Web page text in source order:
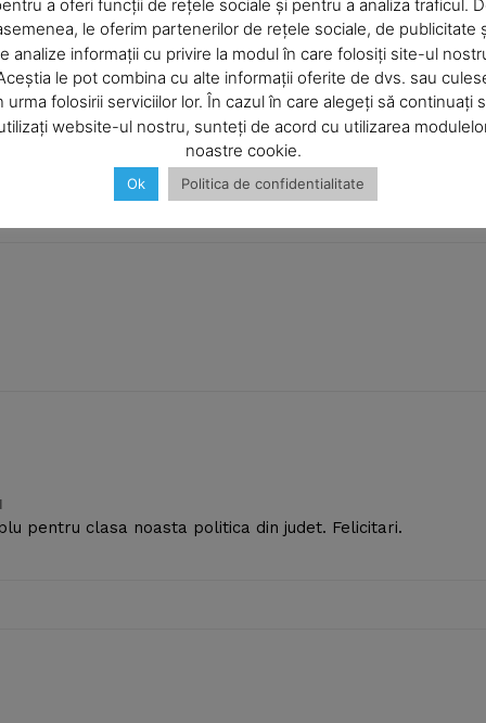
Articolul următor
Punctul belvedere de pe Cozla va fi dat
în administrare
pentru clasa noasta politica din judet. Felicitari.
a oferi funcții de rețele sociale și pentru a analiza traficul.
le oferim partenerilor de rețele sociale, de publicitate
analize informații cu privire la modul în care folosiți site-ul
le pot combina cu alte informații oferite de dvs. sau
urma folosirii serviciilor lor. În cazul în care alegeți să continuați
website-ul nostru, sunteți de acord cu utilizarea
noastre cookie.
Ok Politica de confidentialitate